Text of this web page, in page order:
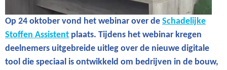
Op 24 oktober vond het webinar over de Schadelijke
Stoffen Assistent plaats. Tijdens het webinar kregen
deelnemers uitgebreide uitleg over de nieuwe digitale
tool die speciaal is ontwikkeld om bedrijven in de bouw,